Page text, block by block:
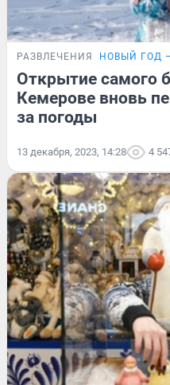
РАЗВЛЕЧЕНИЯ НОВЫЙ ГОД
Открытие самого
Кемерове вновь
за погоды
13 декабря, 2023, 14:28 4